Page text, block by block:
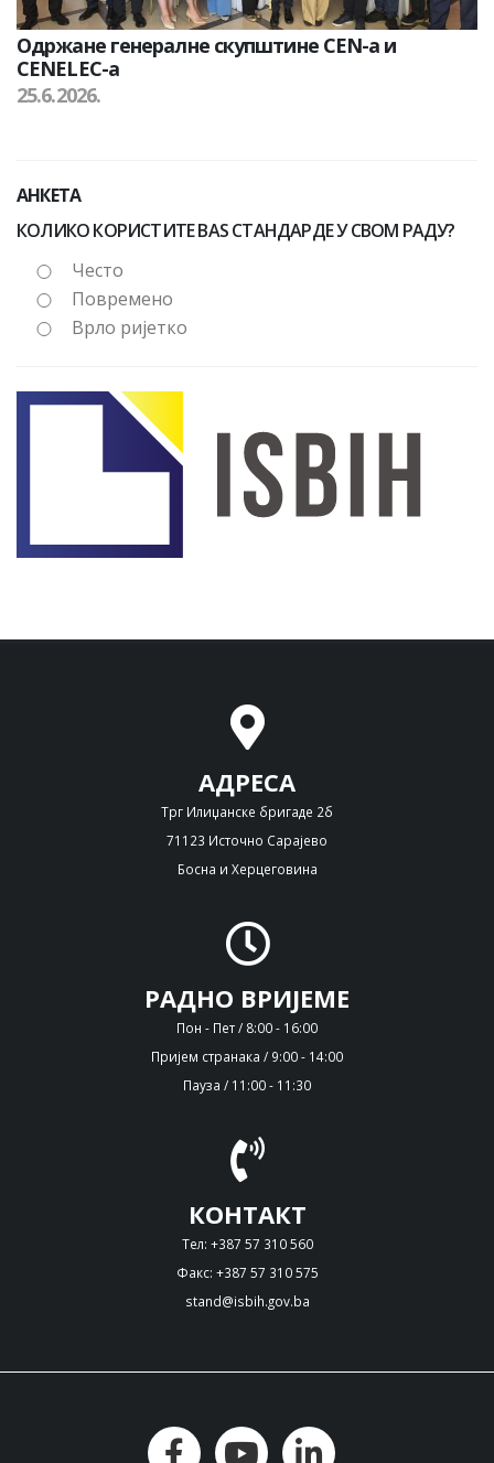
Одржане генералне скупштине CEN-а и
CENELEC-а
25.6.2026.
АНКЕТА
КОЛИКО КОРИСТИТЕ BAS СТАНДАРДЕ У СВОМ РАДУ?
Често
Повремено
Врло ријетко
АДРЕСА
Трг Илиџанске бригаде 2б
71123 Источно Сарајево
Босна и Херцеговина
РАДНО ВРИЈЕМЕ
Пон - Пет / 8:00 - 16:00
Пријем странака / 9:00 - 14:00
Пауза / 11:00 - 11:30
КОНТАКТ
Тел: +387 57 310 560
Факс: +387 57 310 575
stand@isbih.gov.ba